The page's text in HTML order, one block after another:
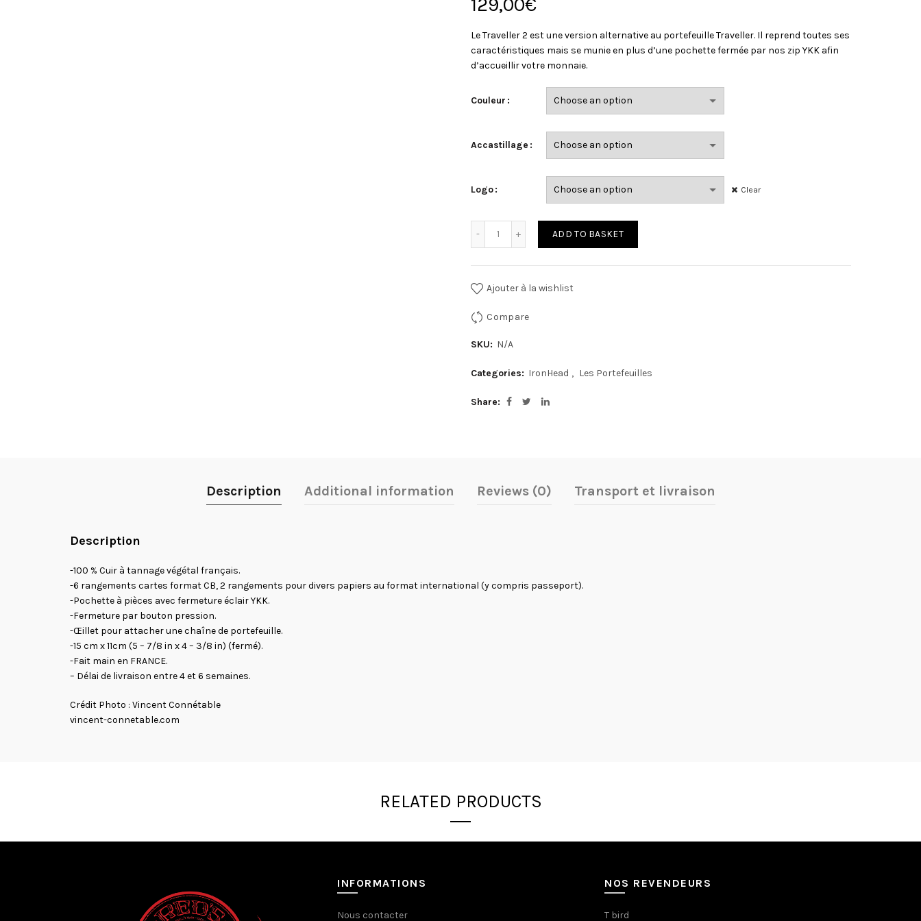
Le Traveller 2 est une version alternative au portefeuille Traveller. Il reprend toutes ses
caractéristiques mais se munie en plus d’une pochette fermée par nos zip YKK afin
d’accueillir votre monnaie.
Couleur
Accastillage
Logo Clear
ADD TO BASKET
Ajouter à la wishlist
Compare
SKU: N/A
Categories: IronHead , Les Portefeuilles
Share
Description Additional information Reviews (0) Transport et livraison
Description
-100 % Cuir à tannage végétal français.
-6 rangements cartes format CB, 2 rangements pour divers papiers au format international (y compris passeport).
-Pochette à pièces avec fermeture éclair YKK.
-Fermeture par bouton pression.
-Œillet pour attacher une chaîne de portefeuille.
-15 cm x 11cm (5 – 7/8 in x 4 – 3/8 in) (fermé).
-Fait main en FRANCE.
– Délai de livraison entre 4 et 6 semaines.
Crédit Photo : Vincent Connétable
vincent-connetable.com
RELATED PRODUCTS
INFORMATIONS
Nous contacter
NOS REVENDEURS
T bird